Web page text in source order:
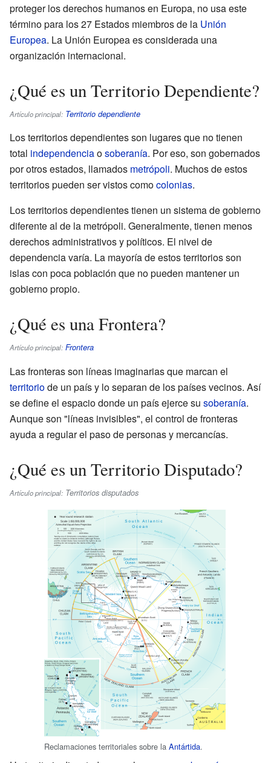
proteger los derechos humanos en Europa, no usa este
término para los 27 Estados miembros de la Unión
Europea. La Unión Europea es considerada una
organización internacional.
¿Qué es un Territorio Dependiente?
Artículo principal: Territorio dependiente
Los territorios dependientes son lugares que no tienen
total independenciaosoberanía. Por eso, son gobernados
por otros estados, llamados metrópoli. Muchos de estos
territorios pueden ser vistos comocolonias.
Los territorios dependientes tienen un sistema de gobierno
diferente al de la metrópoli. Generalmente, tienen menos
derechos administrativos y políticos. El nivel de
dependencia varía. La mayoría de estos territorios son
islas con poca población que no pueden mantener un
gobierno propio.
¿Qué es una Frontera?
Artículo principal: Frontera
Las fronteras son líneas imaginarias que marcan el
territoriode un país y lo separan de los países vecinos. Así
se define el espacio donde un país ejerce su soberanía.
Aunque son "líneas invisibles", el control de fronteras
ayuda a regular el paso de personas y mercancías.
¿Qué es un Territorio Disputado?
Artículo principal: Territorios disputados
Reclamaciones territoriales sobre la Antártida.